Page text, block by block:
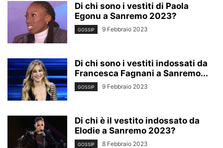
Di chi sono i vestiti di Paola
Egonu a Sanremo 2023?
GOSSIP 9 Febbraio 2023
Di chi sono i vestiti indossati da
Francesca Fagnani a Sanremo...
GOSSIP 9 Febbraio 2023
Di chi è il vestito indossato da
Elodie a Sanremo 2023?
GOSSIP 8 Febbraio 2023